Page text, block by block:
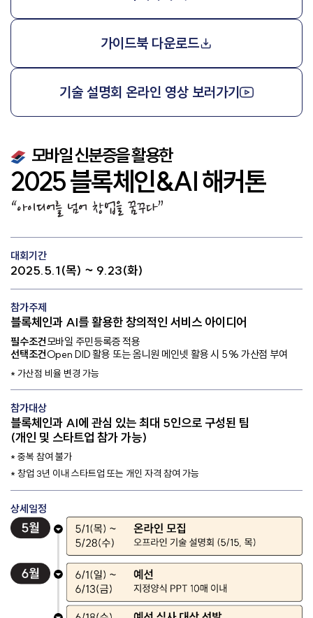
가이드북 다운로드
기술 설명회 온라인 영상 보러가기
모바일 신분증을 활용한
2025 블록체인&AI 해커톤
“아이디어를 넘어 창업을 꿈꾸다”
대회기간
2025.5.1(목) ~ 9.23(화)
참가주제
블록체인과 AI를 활용한 창의적인 서비스 아이디어
필수조건모바일 주민등록증 적용
선택조건Open DID 활용 또는 옴니원 메인넷 활용 시 5% 가산점 부여
* 가산점 비율 변경 가능
참가대상
블록체인과 AI에 관심 있는 최대 5인으로 구성된 팀
(개인 및 스타트업 참가 가능)
* 중복 참여 불가
* 창업 3년 이내 스타트업 또는 개인 자격 참여 가능
상세일정